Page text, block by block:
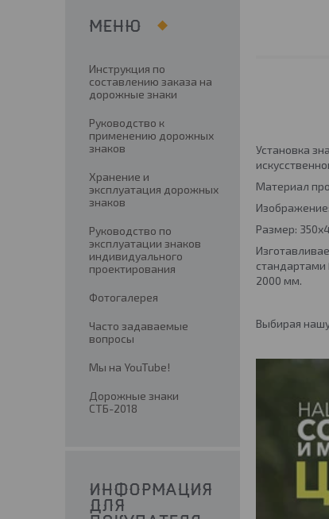
Установка
Материал
Размер:
стандартами
2000 мм.
Выбирая
Инструкция по
составлению заказа на
дорожные знаки
Руководство к
применению дорожных
знаков
Хранение и
эксплуатация дорожных
знаков
Руководство по
эксплуатации знаков
индивидуального
проектирования
Фотогалерея
Часто задаваемые
вопросы
Мы на YouTube!
Дорожные знаки
СТБ-2018
ИНФОРМАЦИЯ
ДЛЯ